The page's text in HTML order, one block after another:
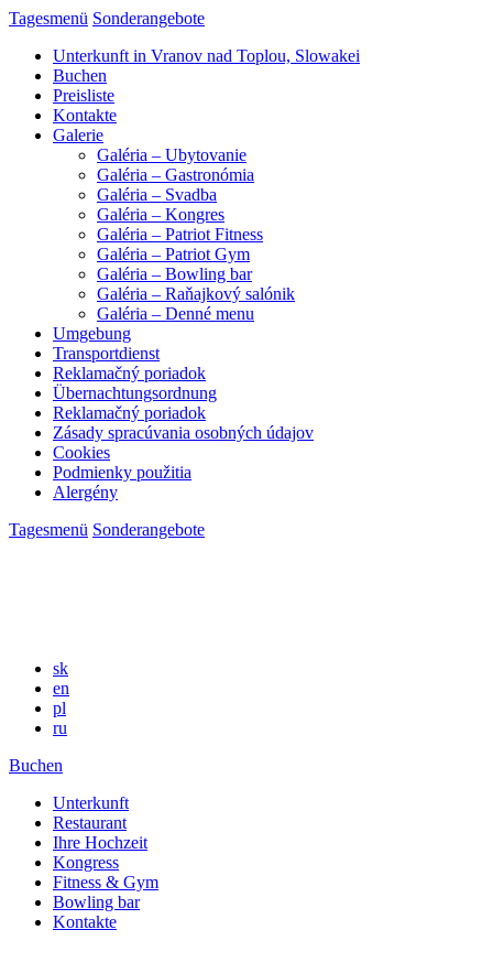
Tagesmenü Sonderangebote
Unterkunft in Vranov nad Toplou, Slowakei
Buchen
Preisliste
Kontakte
Galerie
Galéria – Ubytovanie
Galéria – Gastronómia
Galéria – Svadba
Galéria – Kongres
Galéria – Patriot Fitness
Galéria – Patriot Gym
Galéria – Bowling bar
Galéria – Raňajkový salónik
Galéria – Denné menu
Umgebung
Transportdienst
Reklamačný poriadok
Übernachtungsordnung
Reklamačný poriadok
Zásady spracúvania osobných údajov
Cookies
Podmienky použitia
Alergény
Tagesmenü Sonderangebote
sk
en
pl
ru
Buchen
Unterkunft
Restaurant
Ihre Hochzeit
Kongress
Fitness & Gym
Bowling bar
Kontakte